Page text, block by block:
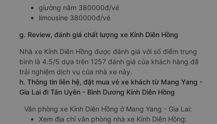
giường nằm 380000đ/vé
limousine 380000đ/vé
g. Review, đánh giá chất lượng xe Kính Diên Hồng
Nhà xe Kính Diên Hồng được đánh giá với số điểm trung
bình là 4.5/5 dựa trên 1257 đánh giá của khách hàng đã
trải nghiệm dịch vụ của nhà xe này.
h. Thông tin liên hệ, đặt mua vé xe khách từ Mang Yang -
Gia Lai đi Tân Uyên - Bình Dương Kính Diên Hồng
Văn phòng xe Kính Diên Hồng ở Mang Yang - Gia Lai:
Xem địa chỉ văn phòng nhà xe Kính Diên Hồng: